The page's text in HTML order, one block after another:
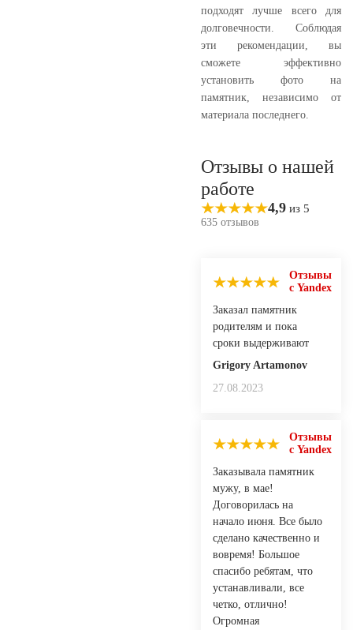
подходят лучше всего для
долговечности. Соблюдая
эти рекомендации, вы
сможете эффективно
установить фото на
памятник, независимо от
материала последнего.
Отзывы о нашей
работе
4,9 из 5
635 отзывов
Отзывы
с Yandex
Заказал памятник
родителям и пока
сроки выдерживают
Grigory Artamonov
27.08.2023
Отзывы
с Yandex
Заказывала памятник
мужу, в мае!
Договорилась на
начало июня. Все было
сделано качественно и
вовремя! Большое
спасибо ребятам, что
устанавливали, все
четко, отлично!
Огромная